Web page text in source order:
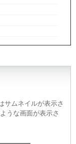
サムネイルが表示さ
うな画面が表示さ